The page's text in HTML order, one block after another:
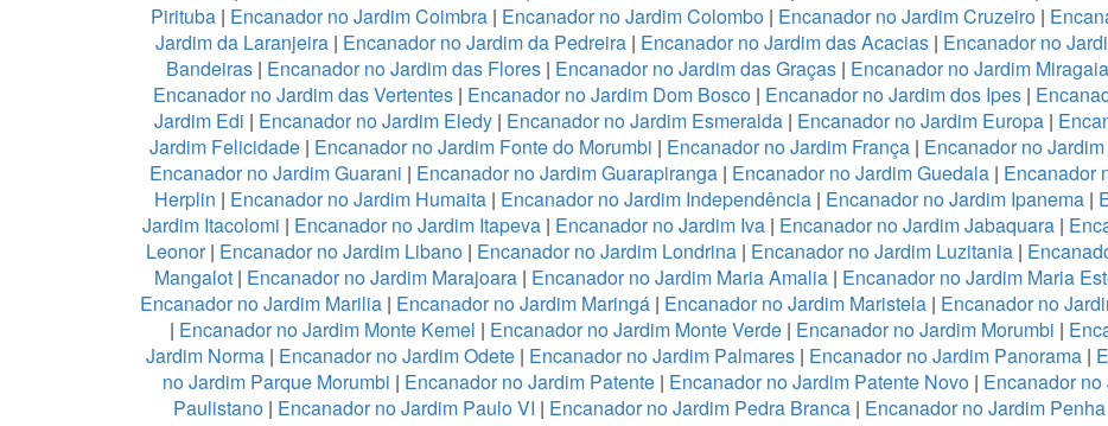
Pirituba| Encanador no Jardim Coimbra| Encanador no Jardim Colombo| Encanador no Jardim Cruzeiro|
Jardim da Laranjeira| Encanador no Jardim da Pedreira| Encanador no Jardim das Acacias| Encanador no
Bandeiras | Encanador no Jardim das Flores | Encanador no Jardim das Graças | Encanador no Jardim Miragaia
Encanador no Jardim das Vertentes | Encanador no Jardim Dom Bosco | Encanador no Jardim dos Ipes |
Jardim Edi | Encanador no Jardim Eledy | Encanador no Jardim Esmeralda | Encanador no Jardim Europa |
Jardim Felicidade| Encanador no Jardim Fonte do Morumbi | Encanador no Jardim França| Encanador no
Encanador no Jardim Guarani | Encanador no Jardim Guarapiranga | Encanador no Jardim Guedala | Encanador
Herplin | Encanador no Jardim Humaita| Encanador no Jardim Independência| Encanador no Jardim Ipanema|
Jardim Itacolomi | Encanador no Jardim Itapeva| Encanador no Jardim Iva| Encanador no Jardim Jabaquara|
Leonor| Encanador no Jardim Libano | Encanador no Jardim Londrina | Encanador no Jardim Luzitania |
Mangalot | Encanador no Jardim Marajoara | Encanador no Jardim Maria Amalia | Encanador no Jardim Maria
Encanador no Jardim Marilia| Encanador no Jardim Maringá| Encanador no Jardim Maristela| Encanador no
| Encanador no Jardim Monte Kemel | Encanador no Jardim Monte Verde| Encanador no Jardim Morumbi |
Jardim Norma| Encanador no Jardim Odete| Encanador no Jardim Palmares| Encanador no Jardim Panorama|
no Jardim Parque Morumbi | Encanador no Jardim Patente | Encanador no Jardim Patente Novo | Encanador
Paulistano| Encanador no Jardim Paulo VI | Encanador no Jardim Pedra Branca| Encanador no Jardim Penha